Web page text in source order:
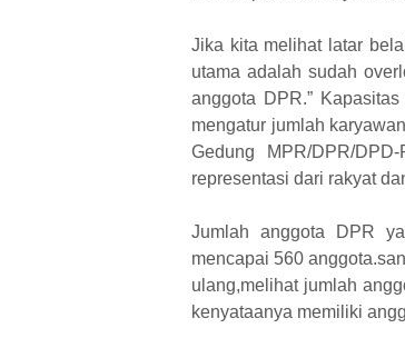
Jika kita melihat latar
utama adalah sudah
anggota DPR.”
mengatur jumlah
Gedung MPR/DPR/
representasi dari rakyat
Jumlah anggota DPR
mencapai 560
ulang,melihat jumlah
kenyataanya memiliki